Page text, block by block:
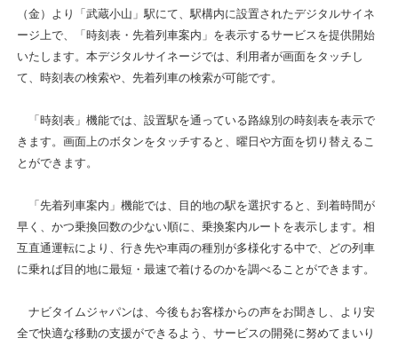
（金）より「武蔵小山」駅にて、駅構内に設置されたデジタルサイネ
ージ上で、「時刻表・先着列車案内」を表示するサービスを提供開始
いたします。本デジタルサイネージでは、利用者が画面をタッチし
て、時刻表の検索や、先着列車の検索が可能です。
「時刻表」機能では、設置駅を通っている路線別の時刻表を表示で
きます。画面上のボタンをタッチすると、曜日や方面を切り替えるこ
とができます。
「先着列車案内」機能では、目的地の駅を選択すると、到着時間が
早く、かつ乗換回数の少ない順に、乗換案内ルートを表示します。相
互直通運転により、行き先や車両の種別が多様化する中で、どの列車
に乗れば目的地に最短・最速で着けるのかを調べることができます。
ナビタイムジャパンは、今後もお客様からの声をお聞きし、より安
全で快適な移動の支援ができるよう、サービスの開発に努めてまいり